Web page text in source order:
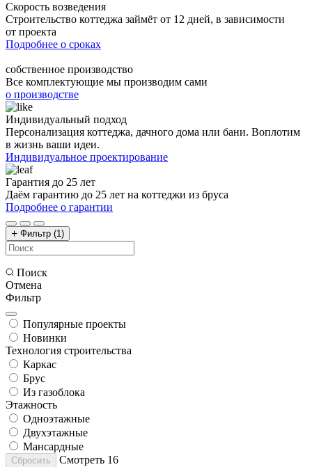
Скорость возведения
Строительство коттеджа займёт от 12 дней, в зависимости
от проекта
Подробнее о сроках
собственное производство
Все комплектующие мы производим сами
о производстве
Индивидуальный подход
Персонализация коттеджа, дачного дома или бани. Воплотим
в жизнь ваши идеи.
Индивидуальное проектирование
Гарантия до 25 лет
Даём гарантию до 25 лет на коттеджи из бруса
Подробнее о гарантии
Фильтр (1)
Поиск
Отмена
Фильтр
Популярные проекты
Новинки
Технология строительства
Каркас
Брус
Из газоблока
Этажность
Одноэтажные
Двухэтажные
Мансардные
Сбросить Смотреть 16